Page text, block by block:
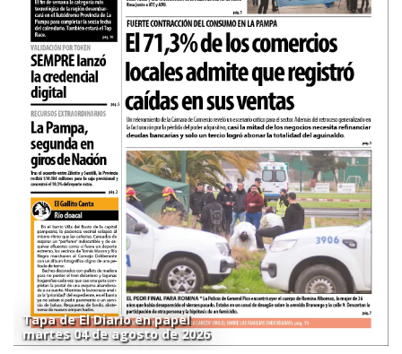
Tapa de El Diario en papel
martes 04 de agosto de 2026